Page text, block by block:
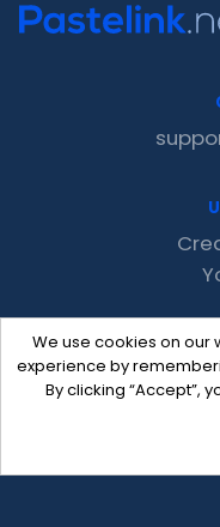
We use cookies on our
experience by
By clicking “Accept”,